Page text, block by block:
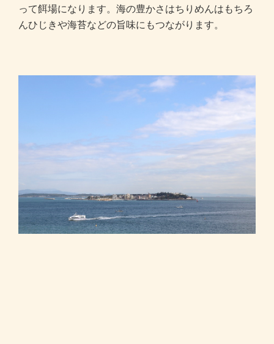
って餌場になります。海の豊かさはちりめんはもちろ
んひじきや海苔などの旨味にもつながります。